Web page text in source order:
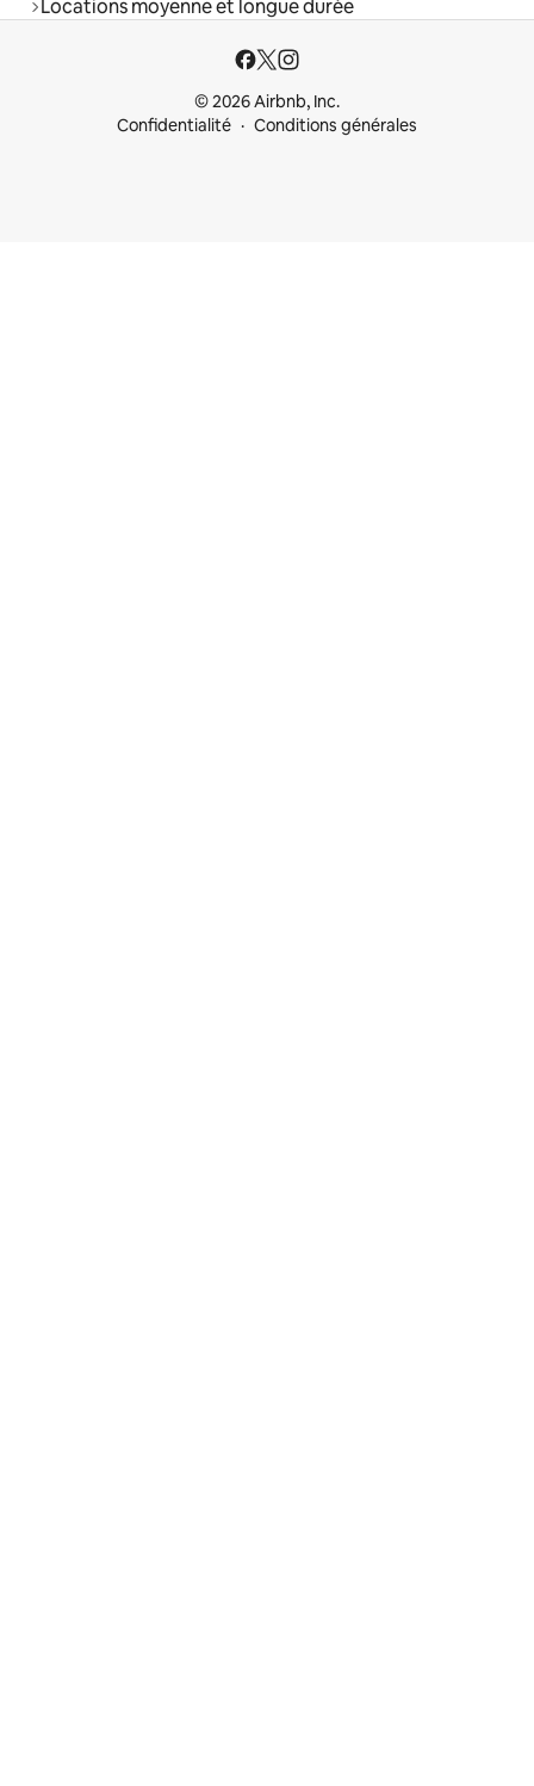
Locations moyenne et longue durée
© 2026 Airbnb, Inc.
Confidentialité
Conditions générales